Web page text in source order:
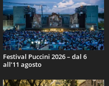
Festival Puccini 2026 – dal 6
all’11 agosto